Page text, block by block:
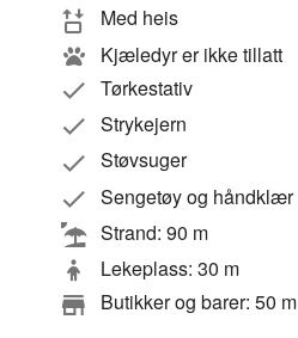
Med heis
Kjæledyr er ikke tillatt
Tørkestativ
Strykejern
Støvsuger
Sengetøy og håndklær
Strand: 90 m
Lekeplass: 30 m
Butikker og barer: 50 m